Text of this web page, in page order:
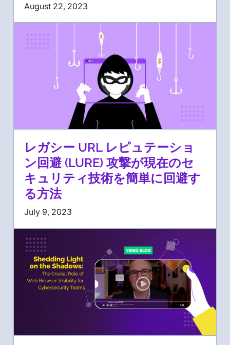
August 22, 2023
レガシー URL レピュテーショ
ン回避 (LURE) 攻撃が現在のセ
キュリティ技術を簡単に回避す
る方法
July 9, 2023